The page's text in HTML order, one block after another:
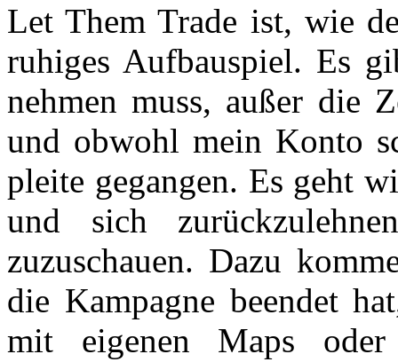
Let Them Trade ist, wie
ruhiges Aufbauspiel. Es
nehmen muss, außer die
und obwohl mein Konto
pleite gegangen. Es geht
und sich
zuzuschauen. Dazu
die Kampagne beendet
mit eigenen Maps